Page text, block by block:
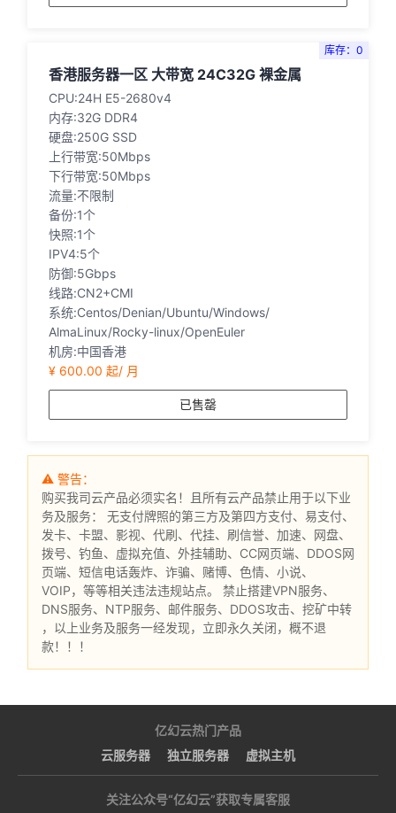
库存：0
香港服务器一区 大带宽 24C32G 裸金属
CPU:24H E5-2680v4
内存:32G DDR4
硬盘:250G SSD
上行带宽:50Mbps
下行带宽:50Mbps
流量:不限制
备份:1个
快照:1个
IPV4:5个
防御:5Gbps
线路:CN2+CMI
系统:Centos/Denian/Ubuntu/Windows/
AlmaLinux/Rocky-linux/OpenEuler
机房:中国香港
¥ 600.00 起/ 月
已售罄
⚠ 警告：
购买我司云产品必须实名！且所有云产品禁止用于以下业
务及服务： 无支付牌照的第三方及第四方支付、易支付、
发卡、卡盟、影视、代刷、代挂、刷信誉、加速、网盘、
拨号、钓鱼、虚拟充值、外挂辅助、CC网页端、DDOS网
页端、短信电话轰炸、诈骗、赌博、色情、小说、
VOIP，等等相关违法违规站点。 禁止搭建VPN服务、
DNS服务、NTP服务、邮件服务、DDOS攻击、挖矿中转
，以上业务及服务一经发现，立即永久关闭，概不退
款！！！
亿幻云热门产品
云服务器
独立服务器 虚拟主机
关注公众号“亿幻云”获取专属客服